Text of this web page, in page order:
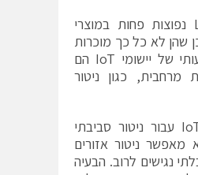
רשתות LPWAN נפוצות פחות במוצרי
שהן לא כל כך מוכרות
לך. חלק משמעותי של יישומי IoT הם
מרחבית, כגון ניטור
היופי בשימוש IoT עבור ניטור סביבתי
מאפשר ניטור אזורים
נגישים לרוב. הבעיה